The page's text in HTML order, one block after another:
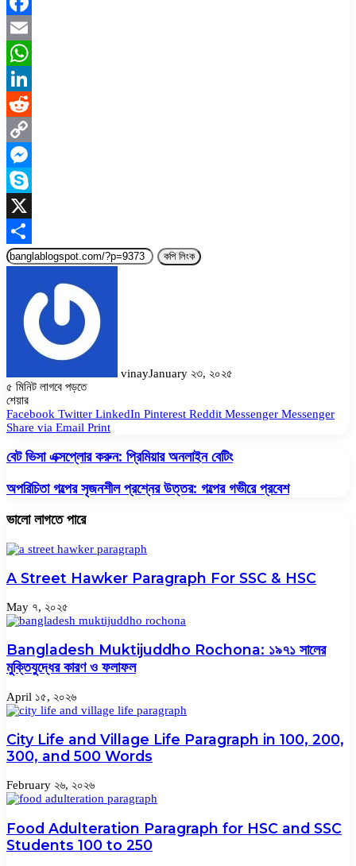
Facebook
Email
WhatsApp
LinkedIn
Reddit
Copy
Link
Messenger
Skype
X
Share
কপি লিংক
vinayJanuary ২৩, ২০২৫
৫ মিনিট লাগবে পড়তে
Facebook
Twitter
LinkedIn
Pinterest
Messenger
Messenger
WhatsApp
শেয়ার
Facebook Twitter LinkedIn Pinterest Reddit Messenger Messenger
Share via Email Print
বেট ভিসা এক্সপ্লোর করুন: প্রিমিয়ার অনলাইন বেটিং
অপরিচিতা গল্পের সৃজনশীল প্রশ্নের উত্তর: গল্পের গভীরে প্রবেশ
ভালো লাগতে পারে
A Street Hawker Paragraph For SSC & HSC
May ৭, ২০২৫
Bangladesh Muktijuddho Rochona: ১৯৭১ সালের
মুক্তিযুদ্ধের কারণ ও ফলাফল
April ১৫, ২০২৬
City Life and Village Life Paragraph in 100, 200,
300, and 500 Words
February ২৬, ২০২৬
Food Adulteration Paragraph for HSC and SSC
Students 100 to 250